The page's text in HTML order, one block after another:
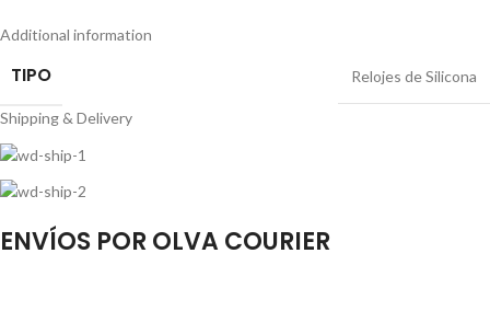
Additional information
TIPO Relojes de Silicona
Shipping & Delivery
ENVÍOS POR OLVA COURIER